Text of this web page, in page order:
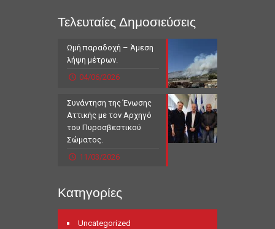
Τελευταίες Δημοσιεύσεις
Ωμή παραδοχή – Άμεση
λήψη μέτρων.
04/06/2026
Συνάντηση της Ένωσης
Αττικής με τον Αρχηγό
του Πυροσβεστικού
Σώματος.
11/03/2026
Κατηγορίες
Uncategorized